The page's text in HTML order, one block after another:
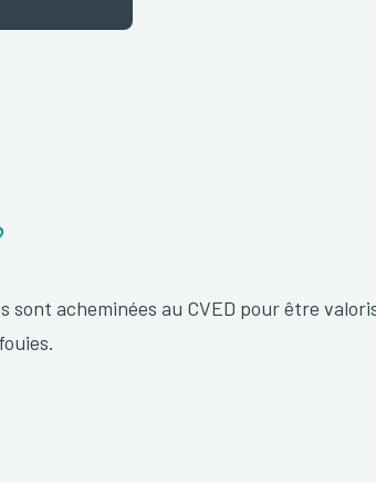
sont acheminées au CVED pour être